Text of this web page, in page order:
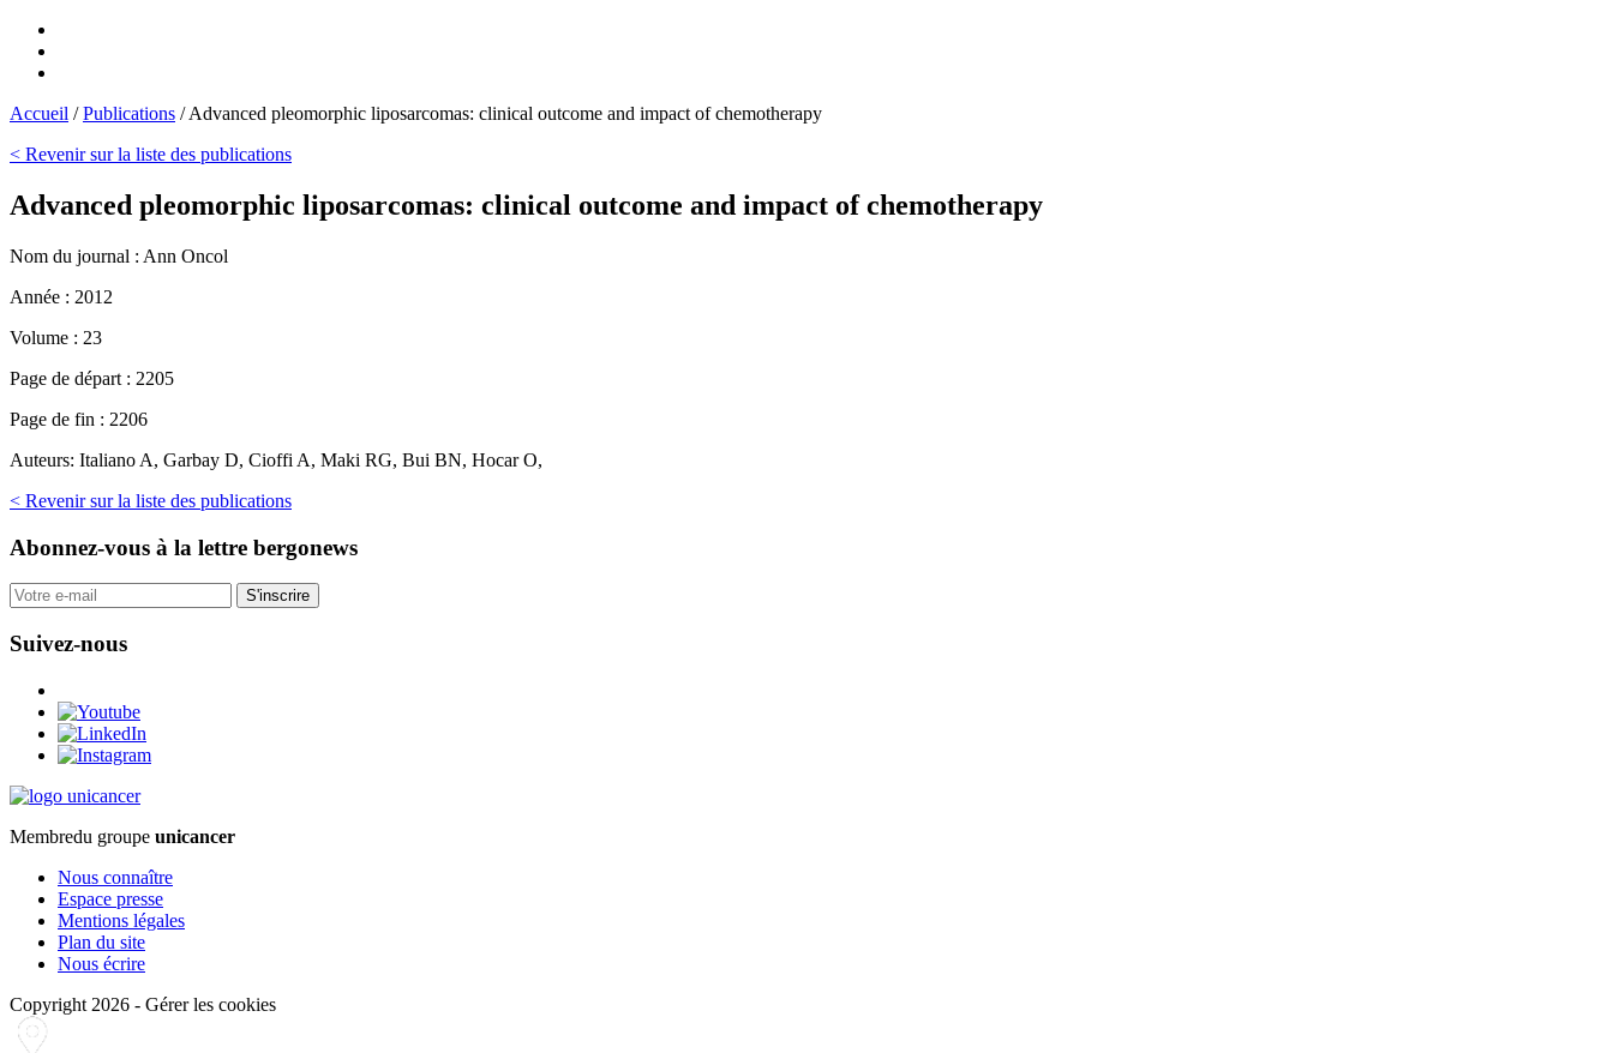
Accueil /Publications /Advanced pleomorphic liposarcomas: clinical outcome and impact of chemotherapy
< Revenir sur la liste des publications
Advanced pleomorphic liposarcomas: clinical outcome and impact of chemotherapy
Nom du journal : Ann Oncol
Année : 2012
Volume : 23
Page de départ : 2205
Page de fin : 2206
Auteurs: Italiano A, Garbay D, Cioffi A, Maki RG, Bui BN, Hocar O,
< Revenir sur la liste des publications
Abonnez-vous à la lettre bergonews
S'inscrire
Suivez-nous
Membredu groupe unicancer
Nous connaître
Espace presse
Mentions légales
Plan du site
Nous écrire
Copyright 2026 - Gérer les cookies